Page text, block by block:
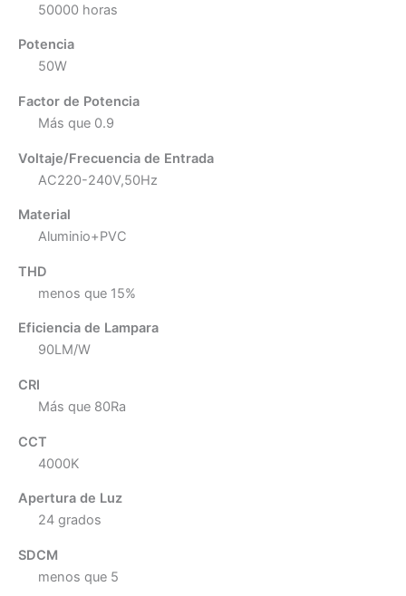
50000 horas
Potencia
50W
Factor de Potencia
Más que 0.9
Voltaje/Frecuencia de Entrada
AC220-240V,50Hz
Material
Aluminio+PVC
THD
menos que 15%
Eficiencia de Lampara
90LM/W
CRI
Más que 80Ra
CCT
4000K
Apertura de Luz
24 grados
SDCM
menos que 5